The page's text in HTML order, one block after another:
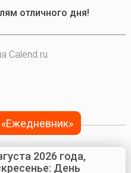
отличного дня!
Calend.ru
«Ежедневник»
2026 года,
День